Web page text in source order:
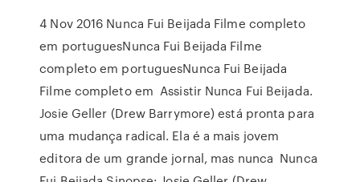
4 Nov 2016 Nunca Fui Beijada Filme completo
em portuguesNunca Fui Beijada Filme
completo em portuguesNunca Fui Beijada
Filme completo em Assistir Nunca Fui Beijada.
Josie Geller (Drew Barrymore) está pronta para
uma mudança radical. Ela é a mais jovem
editora de um grande jornal, mas nunca Nunca